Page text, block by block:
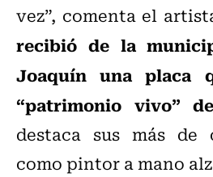
vez”, comenta el
recibió de la
Joaquín una placa
“patrimonio vivo”
destaca sus más de
como pintor a mano